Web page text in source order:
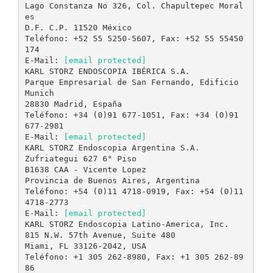
Lago Constanza No 326, Col. Chapultepec Moral
es
D.F. C.P. 11520 México
Teléfono: +52 55 5250-5607, Fax: +52 55 55450
174
E-Mail:
[email protected]
KARL STORZ ENDOSCOPIA IBÉRICA S.A.
Parque Empresarial de San Fernando, Edificio
Munich
28830 Madrid, España
Teléfono: +34 (0)91 677-1051, Fax: +34 (0)91
677-2981
E-Mail:
[email protected]
KARL STORZ Endoscopia Argentina S.A.
Zufriategui 627 6° Piso
B1638 CAA - Vicente Lopez
Provincia de Buenos Aires, Argentina
Teléfono: +54 (0)11 4718-0919, Fax: +54 (0)11
4718-2773
E-Mail:
[email protected]
KARL STORZ Endoscopia Latino-America, Inc.
815 N.W. 57th Avenue, Suite 480
Miami, FL 33126-2042, USA
Teléfono: +1 305 262-8980, Fax: +1 305 262-89
86